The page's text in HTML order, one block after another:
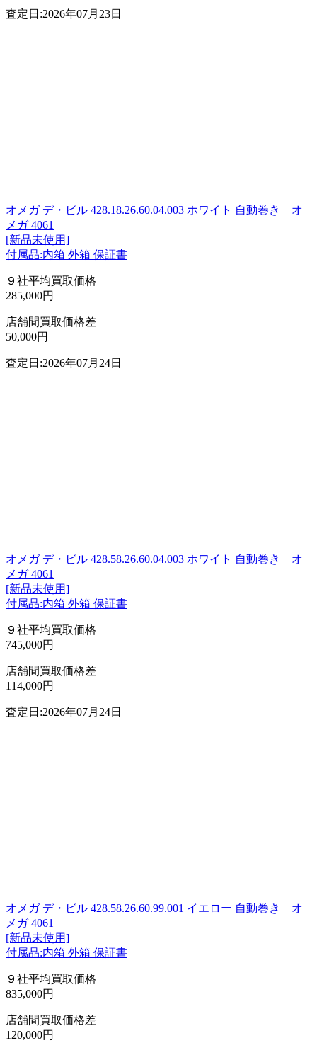
査定日:2026年07月23日
オメガ デ・ビル 428.18.26.60.04.003 ホワイト 自動巻き オ
メガ 4061
[新品未使用]
付属品:内箱 外箱 保証書
９社平均買取価格
285,000円
店舗間買取価格差
50,000円
査定日:2026年07月24日
オメガ デ・ビル 428.58.26.60.04.003 ホワイト 自動巻き オ
メガ 4061
[新品未使用]
付属品:内箱 外箱 保証書
９社平均買取価格
745,000円
店舗間買取価格差
114,000円
査定日:2026年07月24日
オメガ デ・ビル 428.58.26.60.99.001 イエロー 自動巻き オ
メガ 4061
[新品未使用]
付属品:内箱 外箱 保証書
９社平均買取価格
835,000円
店舗間買取価格差
120,000円